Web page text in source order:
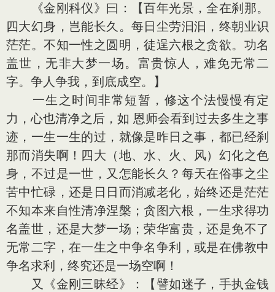
《金刚科仪》曰：【百年光景，全在刹那。
四大幻身，岂能长久。每日尘劳汩汩，终朝业识
茫茫。不知一性之圆明，徒逞六根之贪欲。功名
盖世，无非大梦一场。富贵惊人，难免无常二
字。争人争我，到底成空。】
一生之时间非常短暂，修这个法慢慢有定
力，心也清净之后，如 恩师会看到过去多生之事
迹，一生一生的过，就像是昨日之事，都已经刹
那而消失啊！四大（地、水、火、风）幻化之色
身，不过是一世，又怎能长久？每天在俗事之尘
苦中忙碌，还是日日而消减老化，始终还是茫茫
不知本来自性清净涅槃；贪图六根，一生求得功
名盖世，还是大梦一场；荣华富贵，还是免不了
无常二字，在一生之中争名争利，或是在佛教中
争名求利，终究还是一场空啊！
又《金刚三昧经》：【譬如迷子，手执金钱